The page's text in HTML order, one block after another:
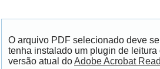
O arquivo PDF selecionado deve
tenha instalado um plugin de
versão atual doAdobe Acrobat